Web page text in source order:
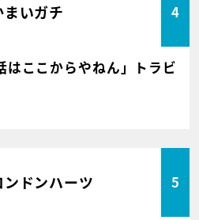
まいガチ 4
はここからやねん」トラビ
ンドンハーツ 5